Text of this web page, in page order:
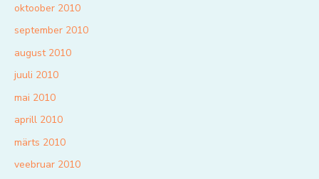
oktoober 2010
september 2010
august 2010
juuli 2010
mai 2010
aprill 2010
märts 2010
veebruar 2010